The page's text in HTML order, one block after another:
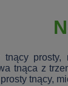
tnący prosty,
tnąca z
tnący,